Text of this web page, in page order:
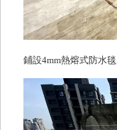
鋪設4mm熱熔式防水毯